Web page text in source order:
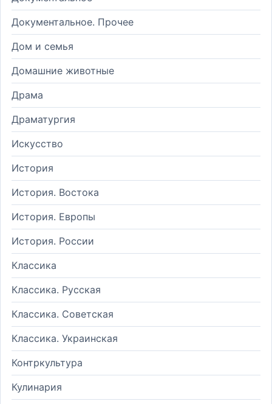
Документальное. Прочее
Дом и семья
Домашние животные
Драма
Драматургия
Искусство
История
История. Востока
История. Европы
История. России
Классика
Классика. Русская
Классика. Советская
Классика. Украинская
Контркультура
Кулинария